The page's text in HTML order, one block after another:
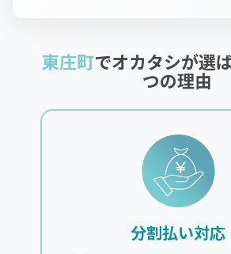
東庄町でオカタシが選
つの理由
分割払い対応